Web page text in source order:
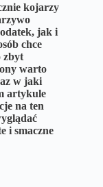
kojarzy
jak i
chce
zbyt
warto
w jaki
artykule
na ten
i smaczne